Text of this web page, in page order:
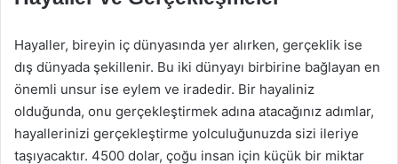
Hayaller, bireyin iç dünyasında yer alırken, gerçeklik ise
dış dünyada şekillenir. Bu iki dünyayı birbirine bağlayan en
önemli unsur ise eylem ve iradedir. Bir hayaliniz
olduğunda, onu gerçekleştirmek adına atacağınız adımlar,
hayallerinizi gerçekleştirme yolculuğunuzda sizi ileriye
taşıyacaktır. 4500 dolar, çoğu insan için küçük bir miktar